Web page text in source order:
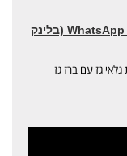
לקבלת הצעת מחיר ניתן לשלוח הודעה ב- WhatsApp (בלינק
גז עם ברז גז